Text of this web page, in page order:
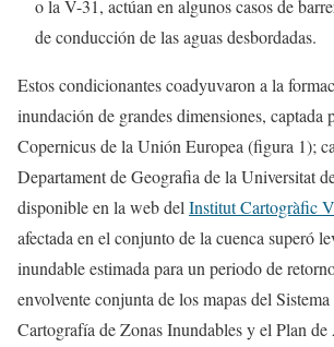
o la V-31, actúan en algunos casos de
de conducción de las aguas desbordadas.
Estos condicionantes coadyuvaron a la
inundación de grandes dimensiones, captada
Copernicus de la Unión Europea (figura 1);
Departament de Geografia de la Universitat
disponible en la web del Institut Cartogràfic
afectada en el conjunto de la cuenca superó
inundable estimada para un periodo de
envolvente conjunta de los mapas del
Cartografía de Zonas Inundables y el Plan